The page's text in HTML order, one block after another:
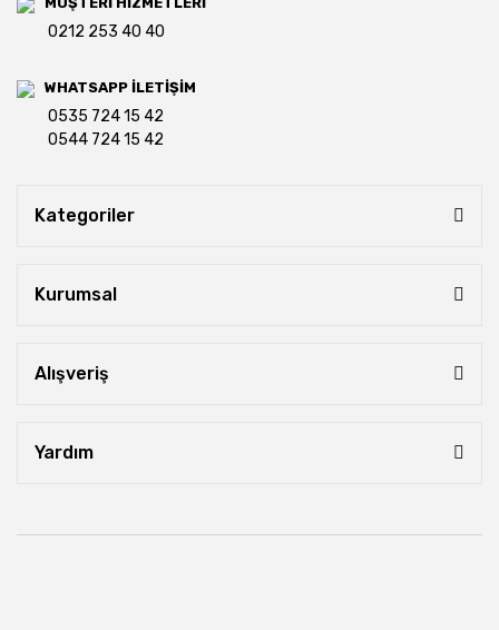
0212 253 40 40
WHATSAPP İLETİŞİM
0535 724 15 42
0544 724 15 42
Kategoriler
Kurumsal
Alışveriş
Yardım